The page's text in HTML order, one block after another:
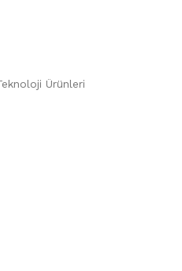
Ürünleri